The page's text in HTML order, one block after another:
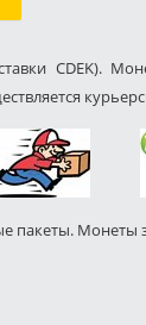
CDEK).
пакеты. Монеты